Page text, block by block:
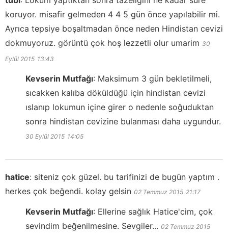
koruyor. misafir gelmeden 4 4 5 gün önce yapılabilir mi.
Ayrıca tepsiye boşaltmadan önce neden Hindistan cevizi
dokmuyoruz. görüntü çok hoş lezzetli olur umarim 30
Eylül 2015 13:43
Kevserin Mutfağı: Maksimum 3 gün bekletilmeli,
sıcakken kalıba döküldüğü için hindistan cevizi
ıslanıp lokumun içine girer o nedenle soğuduktan
sonra hindistan cevizine bulanması daha uygundur.
30 Eylül 2015 14:05
hatice: siteniz çok güzel. bu tarifinizi de bugün yaptım .
herkes çok beğendi. kolay gelsin 02 Temmuz 2015 21:17
Kevserin Mutfağı: Ellerine sağlık Hatice'cim, çok
sevindim beğenilmesine. Sevgiler... 02 Temmuz 2015